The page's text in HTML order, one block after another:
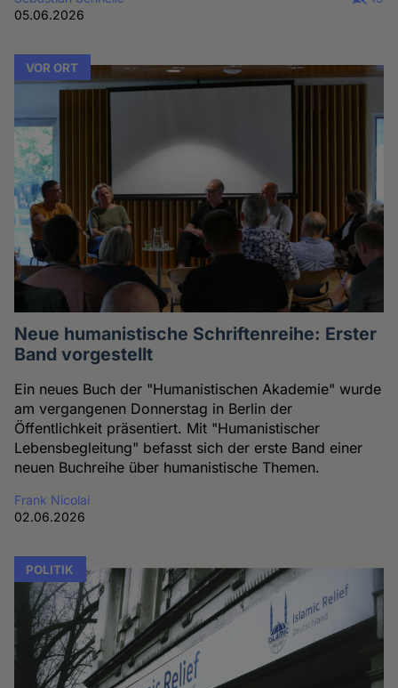
05.06.2026
VOR ORT
Neue humanistische Schriftenreihe: Erster
Band vorgestellt
Ein neues Buch der "Humanistischen Akademie" wurde
am vergangenen Donnerstag in Berlin der
Öffentlichkeit präsentiert. Mit "Humanistischer
Lebensbegleitung" befasst sich der erste Band einer
neuen Buchreihe über humanistische Themen.
Frank Nicolai
02.06.2026
POLITIK